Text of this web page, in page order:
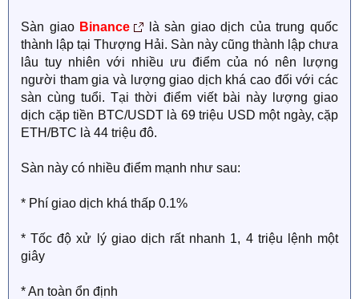
Sàn giao Binance
là sàn giao dịch của trung quốc
thành lập tại Thượng Hải. Sàn này cũng thành lập chưa
lâu tuy nhiên với nhiều ưu điểm của nó nên lượng
người tham gia và lượng giao dịch khá cao đối với các
sàn cùng tuổi. Tại thời điểm viết bài này lượng giao
dịch cặp tiền BTC/USDT là 69 triệu USD một ngày, cặp
ETH/BTC là 44 triệu đô.
Sàn này có nhiều điểm mạnh như sau:
* Phí giao dịch khá thấp 0.1%
* Tốc độ xử lý giao dịch rất nhanh 1, 4 triệu lệnh một
giây
* An toàn ổn định